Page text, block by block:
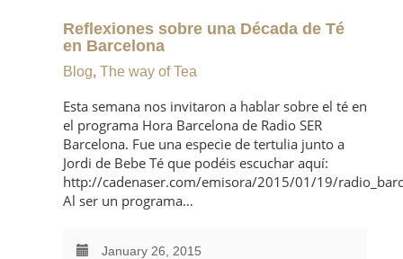
Reflexiones sobre una Década de Té
en Barcelona
Blog, The way of Tea
Esta semana nos invitaron a hablar sobre el té en
el programa Hora Barcelona de Radio SER
Barcelona. Fue una especie de tertulia junto a
Jordi de Bebe Té que podéis escuchar aquí:
http://cadenaser.com/emisora/2015/01/19/
Al ser un programa…
January 26, 2015